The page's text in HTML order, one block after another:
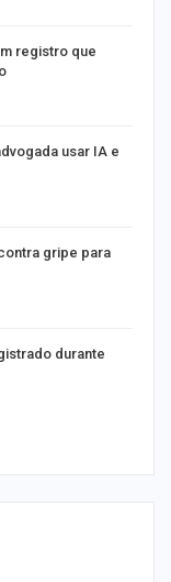
registro que
usar IA e
gripe para
durante